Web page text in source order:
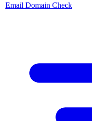
Email Domain Check